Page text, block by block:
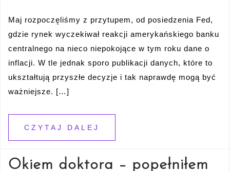
Maj rozpoczęliśmy z przytupem, od posiedzenia Fed,
gdzie rynek wyczekiwał reakcji amerykańskiego banku
centralnego na nieco niepokojące w tym roku dane o
inflacji. W tle jednak sporo publikacji danych, które to
ukształtują przyszłe decyzje i tak naprawdę mogą być
ważniejsze. […]
CZYTAJ DALEJ
Okiem doktora – popełniłem